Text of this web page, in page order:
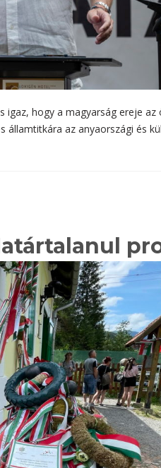
hogy a magyarság ereje az
államtitkára az anyaországi és